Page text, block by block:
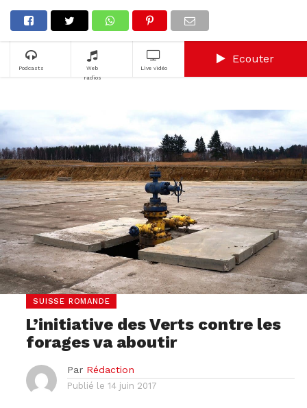
Podcasts
Web
radios
Live vidéo
Ecouter
SUISSE ROMANDE
L’initiative des Verts contre les
forages va aboutir
Par Rédaction
Publié le 14 juin 2017